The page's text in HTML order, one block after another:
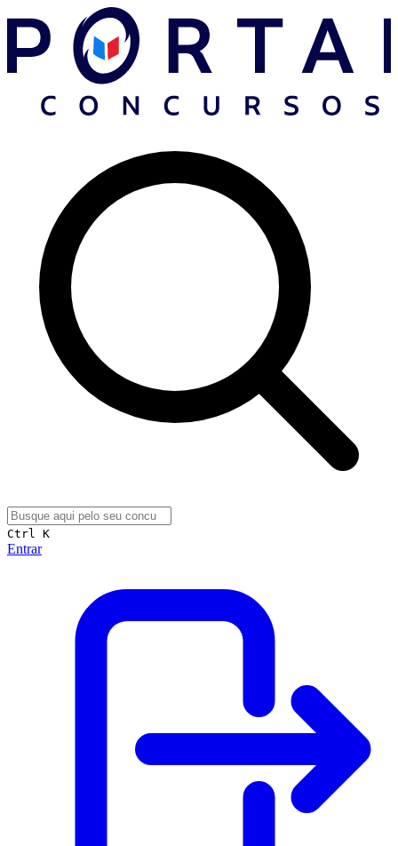
Ctrl K
Entrar